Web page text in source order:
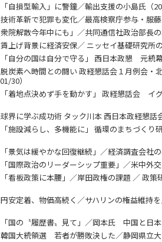
自損型輸入」に警鐘／輸出支援の小島氏（
術革新で犯罪も変化／最高検察庁参与・服
院解散今年中にも」／共同通信社政治部長
上げ背景に経済安保／ ニッセイ基礎研究所
自分の国は自分で守る」 西日本政懇 元統
炭素へ時間との闘い 政経懇話会１月例会・
30）
着地点決めず手を動かす」 政経懇話会 イ
界に学ぶ成功術 タック川本 西日本政経懇話
施設減らし、多機能に」 循環のまちづくり
景気は緩やかな回復継続」／経済調査会社
国際政治のリーダーシップ重要」／米中外
看板政策に本腰」／岸田政権の課題 ／ 政策
安定着、物価高続く／サハリンの権益維持
国の〝履歴書〟見て」／岡本氏 中国と日
国大統領選 若者が勝敗決した／静岡県立